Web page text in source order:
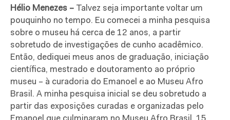
Hélio Menezes – Talvez seja importante voltar um
pouquinho no tempo. Eu comecei a minha pesquisa
sobre o museu há cerca de 12 anos, a partir
sobretudo de investigações de cunho acadêmico.
Então, dediquei meus anos de graduação, iniciação
científica, mestrado e doutoramento ao próprio
museu – à curadoria do Emanoel e ao Museu Afro
Brasil. A minha pesquisa inicial se deu sobretudo a
partir das exposições curadas e organizadas pelo